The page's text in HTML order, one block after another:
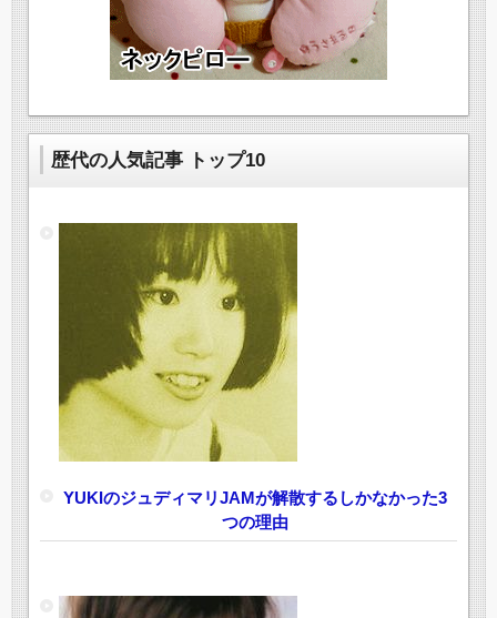
歴代の人気記事 トップ10
YUKIのジュディマリJAMが解散するしかなかった3
つの理由